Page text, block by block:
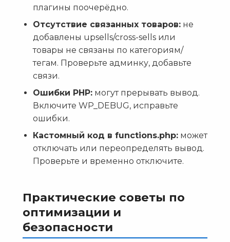
плагины поочерёдно.
Отсутствие связанных товаров: не
добавлены upsells/cross-sells или
товары не связаны по категориям/
тегам. Проверьте админку, добавьте
связи.
Ошибки PHP: могут прерывать вывод.
Включите WP_DEBUG, исправьте
ошибки.
Кастомный код в functions.php: может
отключать или переопределять вывод.
Проверьте и временно отключите.
Практические советы по
оптимизации и
безопасности